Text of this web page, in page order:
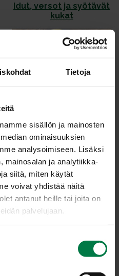
Tietoja
sisällön ja mainosten
ominaisuuksien
analysoimiseen. Lisäksi
mainosalan ja analytiikka-
siitä, miten käytät
voivat yhdistää näitä
antanut heille tai joita on
palvelujaan.
Idut, ver­sot ja syö­tä­vät
ku­kat
Leh­ti­sel­le­ri